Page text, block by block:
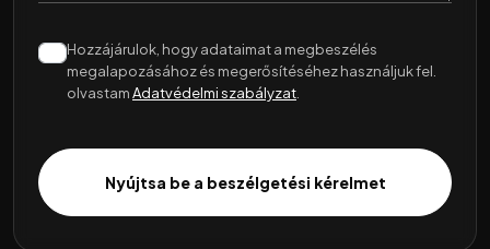
Hozzájárulok, hogy adataimat a megbeszélés
megalapozásához és megerősítéséhez használjuk fel.
olvastamAdatvédelmi szabályzat
Nyújtsa be a beszélgetési kérelmet